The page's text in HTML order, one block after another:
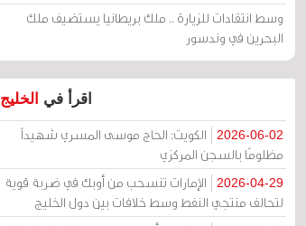
وسط انتقادات للزيارة .. ملك بريطانيا يستضيف ملك
البحرين في وندسور
اقرأ في الخليج
2026-06-02
الكويت: الحاج موسى المسري شهيداً
مظلومًا بالسجن المركزي
2026-04-29
الإمارات تنسحب من أوبك في ضربة قوية
لتحالف منتجي النفط وسط خلافات بين دول الخليج